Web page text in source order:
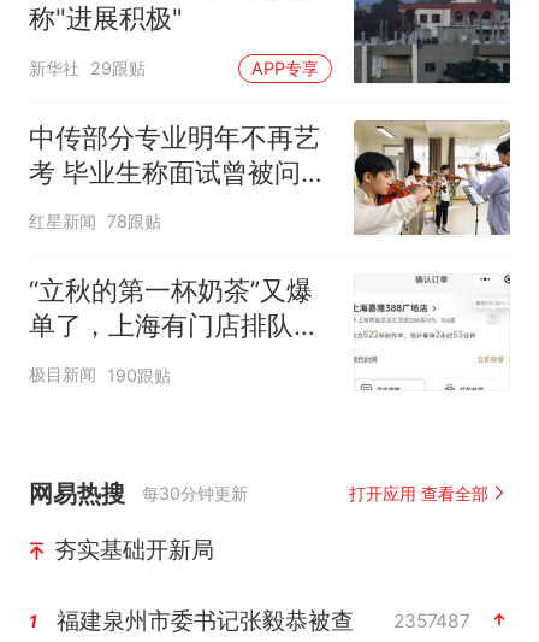
称"进展积极"
新华社 29跟贴 APP专享
中传部分专业明年不再艺
考 毕业生称面试曾被问
“如何策划晚会” 专家：遏
红星新闻 78跟贴
“立秋的第一杯奶茶”又爆
单了，上海有门店排队超
500杯，店员：今天奶茶
店都很忙，要等2个多小
极目新闻 190跟贴
网易热搜 每30分钟更新 打开应用 查看全部
夯实基础开新局
1 福建泉州市委书记张毅恭被查 2357487